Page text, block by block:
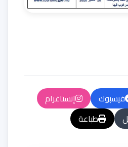
فيسبوك
إنستاغرام
طباعة